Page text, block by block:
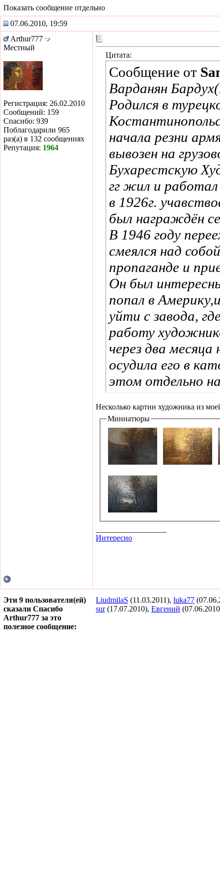
Показать сообщение отдельно
07.06.2010, 19:59
Arthur777
Местный
Регистрация: 26.02.2010
Сообщений: 159
Спасибо: 939
Поблагодарили 965
раз(а) в 132 сообщениях
Репутация: 1964
Цитата:
Сообщение от
Варданян
Родился в
начала резни
вывозен на
Бухарестскую
гг жил и
в 1926г.
был награждён
В 1946 году
смеялся над
пропаганде и
Он был
попал в
уйти с завода,
работу
через два
осудила его в
этом отдельно
Несколько картин художника из
Миниатюры
Интересно
Эти 9 пользователя(ей)
сказали Спасибо
Arthur777 за это
полезное сообщение:
LiudmilaS (11.03.2011), luka77
sur(17.07.2010), Евгений